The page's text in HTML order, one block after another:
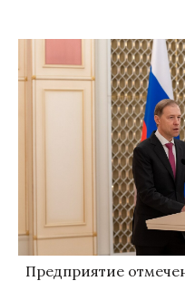
Предприятие